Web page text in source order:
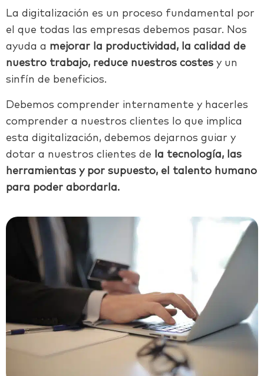
La digitalización es un proceso fundamental por
el que todas las empresas debemos pasar. Nos
ayuda a mejorar la productividad, la calidad de
nuestro trabajo, reduce nuestros costes y un
sinfín de beneficios.
Debemos comprender internamente y hacerles
comprender a nuestros clientes lo que implica
esta digitalización, debemos dejarnos guiar y
dotar a nuestros clientes de
la tecnología, las
herramientas y por supuesto, el talento humano
para poder abordarla.